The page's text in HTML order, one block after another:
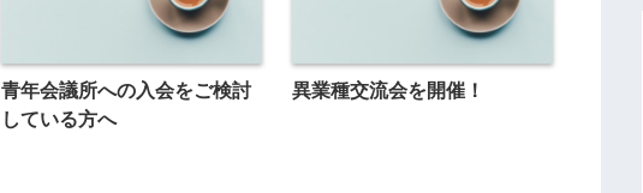
青年会議所への入会をご検討
している方へ
異業種交流会を開催！